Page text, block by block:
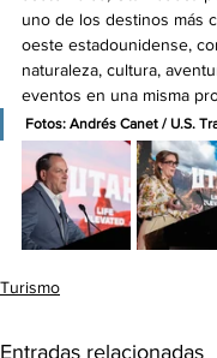
uno de los destinos más
oeste estadounidense,
naturaleza, cultura,
eventos en una misma
Fotos: Andrés Canet / U.S.
Turismo
Entradas relacionadas